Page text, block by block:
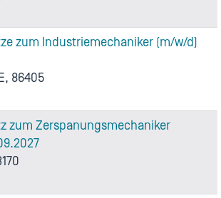
zum Industriemechaniker (m/w/d)
86405
zum Zerspanungsmechaniker